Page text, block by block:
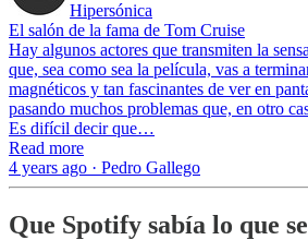
Hipersónica
El salón de la fama de Tom Cruise
Hay algunos actores que transmiten la
que, sea como sea la película, vas a
magnéticos y tan fascinantes de ver en
pasando muchos problemas que, en otro
Es difícil decir que…
Read more
4 years ago · Pedro Gallego
Que Spotify sabía lo que